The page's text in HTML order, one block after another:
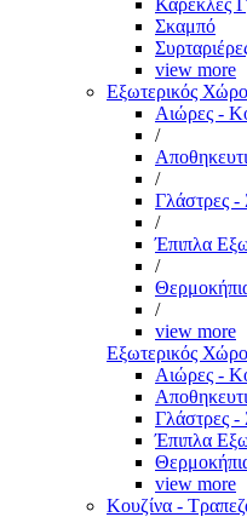
Καρέκλες
Σκαμπό
view more
Εξωτερικός
Αιώρες -
/
/
Γλάστρες -
/
Έπιπλα
/
/
view more
Εξωτερικός
Αιώρες -
Γλάστρες -
Έπιπλα
view more
Κουζίνα -